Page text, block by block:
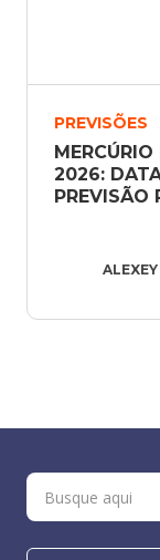
PREVISÕES
2026:
PREVISÃO